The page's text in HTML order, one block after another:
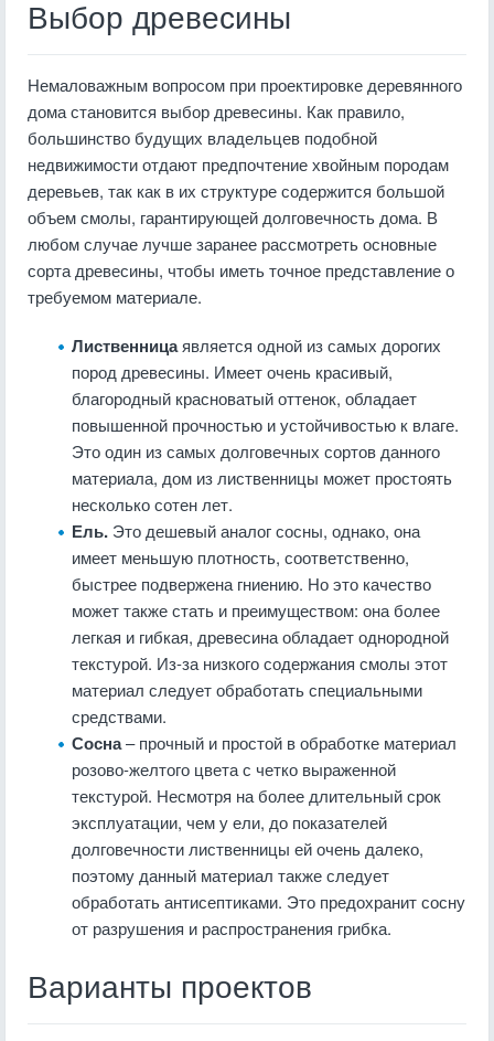
Выбор древесины
Немаловажным вопросом при проектировке деревянного
дома становится выбор древесины. Как правило,
большинство будущих владельцев подобной
недвижимости отдают предпочтение хвойным породам
деревьев, так как в их структуре содержится большой
объем смолы, гарантирующей долговечность дома. В
любом случае лучше заранее рассмотреть основные
сорта древесины, чтобы иметь точное представление о
требуемом материале.
Лиственницаявляется одной из самых дорогих
пород древесины. Имеет очень красивый,
благородный красноватый оттенок, обладает
повышенной прочностью и устойчивостью к влаге.
Это один из самых долговечных сортов данного
материала, дом из лиственницы может простоять
несколько сотен лет.
Ель. Это дешевый аналог сосны, однако, она
имеет меньшую плотность, соответственно,
быстрее подвержена гниению. Но это качество
может также стать и преимуществом: она более
легкая и гибкая, древесина обладает однородной
текстурой. Из-за низкого содержания смолы этот
материал следует обработать специальными
средствами.
Сосна– прочный и простой в обработке материал
розово-желтого цвета с четко выраженной
текстурой. Несмотря на более длительный срок
эксплуатации, чем у ели, до показателей
долговечности лиственницы ей очень далеко,
поэтому данный материал также следует
обработать антисептиками. Это предохранит сосну
от разрушения и распространения грибка.
Варианты проектов